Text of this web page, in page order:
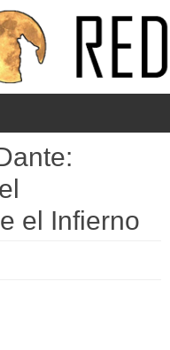
el Infierno